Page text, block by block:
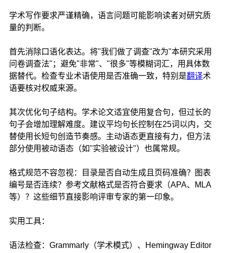
学术写作要求严谨精确，语言问题可能影响读者对研究质
量的判断。
首先消除口语化表达。将"我们做了调查"改为"本研究采用
问卷调查法"；避免"非常"、"很多"等模糊词汇，用具体数
据替代。检查专业术语使用是否准确一致，特别是翻译术
语要核对权威来源。
其次优化句子结构。学术论文适宜使用复合句，但过长的
句子会增加理解难度。建议平均句长控制在25词以内，交
替使用长短句创造节奏感。主动语态更直接有力，但方法
部分使用被动语态（如"实验被设计"）也属常规。
格式规范不容忽视：目录是否自动生成且页码准确？图表
编号是否连续？参考文献格式是否符合要求（APA、MLA
等）？这些细节直接影响评审专家的第一印象。
实用工具：
语法检查：Grammarly（学术模式）、Hemingway Editor